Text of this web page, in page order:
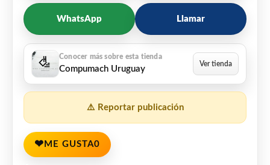
WhatsApp Llamar
Compumach Uruguay
⚠️ Reportar publicación
❤ ME GUSTA0